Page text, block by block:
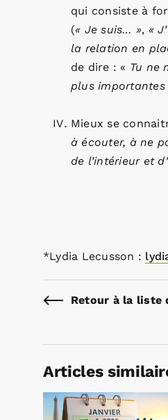
qui consiste à
(« Je suis… », «
la relation en
de dire : « Tu ne
plus importantes
Mieux se
à écouter, à ne
de l’intérieur et
*Lydia Lecusson :
Retour à la liste
Articles